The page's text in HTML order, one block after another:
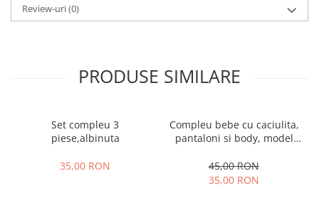
Review-uri(0)
PRODUSE SIMILARE
Set compleu 3
piese,albinuta
35,00 RON
Compleu bebe cu caciulita,
pantaloni si body, model
45,00 RON
35,00 RON